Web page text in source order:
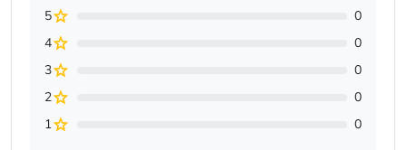
5
0
4
0
3
0
2
0
1
0